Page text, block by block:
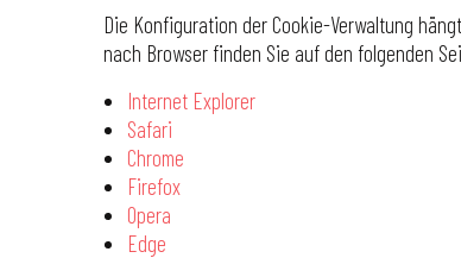
Die Konfiguration der Cookie-Verwaltung
nach Browser finden Sie auf den folgenden
Internet Explorer
Safari
Chrome
Firefox
Opera
Edge